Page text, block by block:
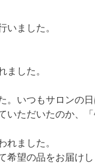
いました。
ました。
いつもサロンの
ただいたのか、
れました。
希望の品をお届け